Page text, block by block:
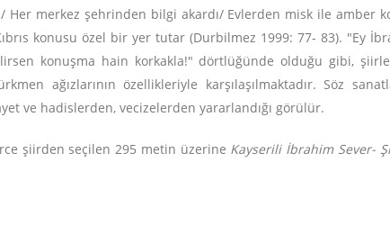
Her merkez şehrinden bilgi akardı/ Evlerden misk ile amber
konusu özel bir yer tutar (Durbilmez 1999: 77- 83). "Ey
konuşma hain korkakla!" dörtlüğünde olduğu gibi,
ağızlarının özellikleriyle karşılaşılmaktadır. Söz
ve hadislerden, vecizelerden yararlandığı görülür.
şiirden seçilen 295 metin üzerine Kayserili İbrahim Sever-